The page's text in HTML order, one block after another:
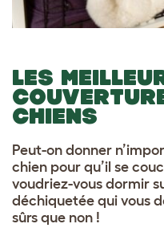
LES
CHIENS
Peut-on donner
chien pour qu’il se
voudriez-vous dormir
déchiquetée qui vous
sûrs que non !